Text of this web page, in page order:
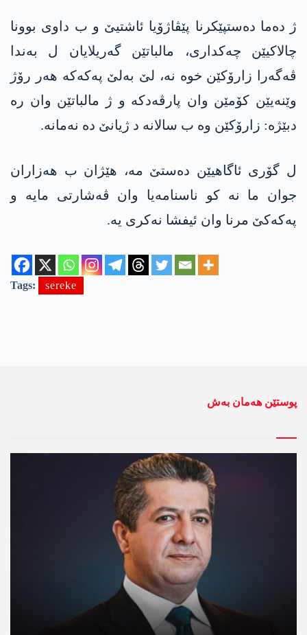
ژ ده‌ما ده‌ستپێكرنا پێڤاژۆیا ئاشتیێ و ب داوی بوونا
چالاكیێن چه‌كداری، مالباتێن گه‌ریلایان ل به‌ندا
ڤه‌گه‌را زارۆكێن خوه‌ نه‌، لێ به‌لێ په‌كه‌كه‌ هه‌ر رۆژ
وێنه‌یێن كۆمێن وان پارڤه‌دكه‌ و ژ مالباتێن وان ره‌
دبێژه‌: زارۆكێن وه‌ ب سالانه‌ د ژیانێ ده‌ نه‌مانه‌.
ل گۆری ئاگاهیێن ده‌ستێ مه‌، هێژان ب هه‌زاران
جوان ما نه‌ كو ناسنامه‌یا وان ڤه‌شارتی مایه‌ و
په‌كه‌كێ مرنا وان ئیفشا نه‌كری یه‌.
Tags: sereke
پوستێن ھەمان بەش